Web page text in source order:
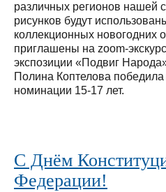
различных регионов нашей
рисунков будут
коллекционных новогодних
приглашены на zoom-
экспозиции «Подвиг
Полина Коптелова
номинации 15-17 лет.
С Днём
Федерации!